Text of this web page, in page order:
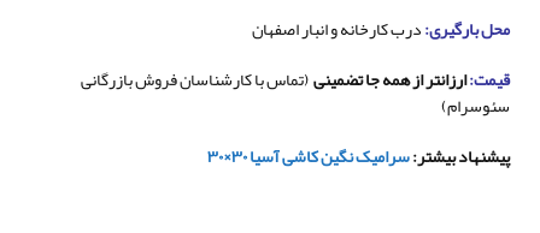
محل بارگیری:درب کارخانه و انبار اصفهان
قیمت:ارزانتر از همه جا تضمینی(تماس با کارشناسان فروش بازرگانی
سئوسرام)
پیشنهاد بیشتر:سرامیک نگین کاشی آسیا ۳۰×۳۰